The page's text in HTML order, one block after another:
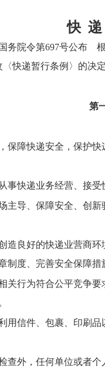
快
国务院令第697号公
快递暂行条例〉的决
第
障快递安全，保护快
快递业务经营、接受
导、保障安全、创新
良好的快递业营商环
制度、完善安全保障
关行为符合公平竞争
信件、包裹、印刷品
查外，任何单位或者